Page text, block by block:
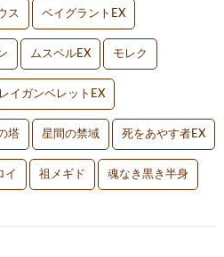
ス ベイグラントEX
ムスペルEX モレク
レイガンベレットEX
塔 星間の禁域 死をあやす者EX
イ 祖メギド 魂なき黒き半身